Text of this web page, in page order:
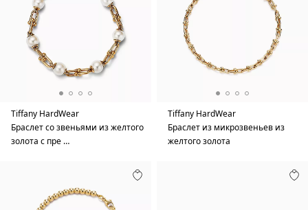
Tiffany HardWear
Браслет со звеньями из желтого
золота с пре …
Tiffany HardWear
Браслет из микрозвеньев из
желтого золота